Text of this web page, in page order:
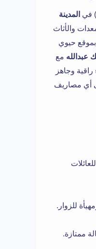
في المدينة
والأثاث
بموقع حيوي
عبدالله مع
وجاهز
أي مصاريف
للزوار.
ممتازة.